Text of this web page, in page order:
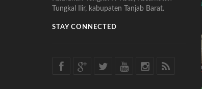
Tungkal Ilir, kabupaten Tanjab Barat.
STAY CONNECTED